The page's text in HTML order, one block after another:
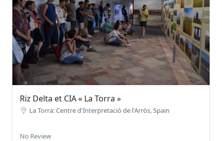
Riz Delta et CIA « La Torra »
La Torra: Centre d'Interpretació de l'Arròs, Spain
No Review